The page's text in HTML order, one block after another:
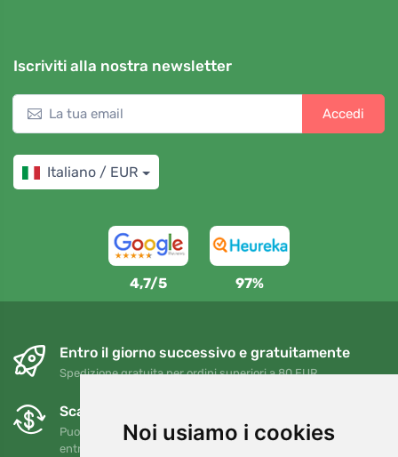
Noi usiamo i cookies
Iscriviti alla nostra newsletter
Accedi
Italiano / EUR
4,7/5 97%
Entro il giorno successivo e gratuitamente
Spedizione gratuita per ordini superiori a 80 EUR
Scambi e resi gratuiti
Puoi restituire o cambiare il tuo ordine in qualsiasi momento
entro 90 giorni